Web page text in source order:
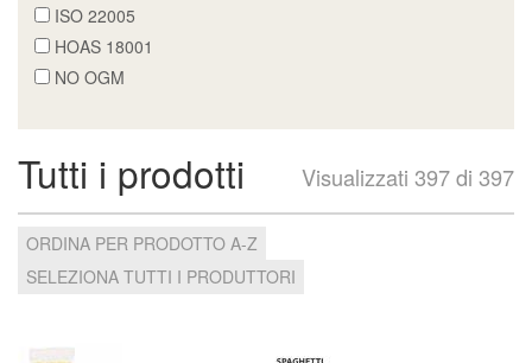
ISO 22005
HOAS 18001
NO OGM
Visualizzati 397 di 397
Tutti i prodotti
ORDINA PER PRODOTTO A-Z
SELEZIONA TUTTI I PRODUTTORI